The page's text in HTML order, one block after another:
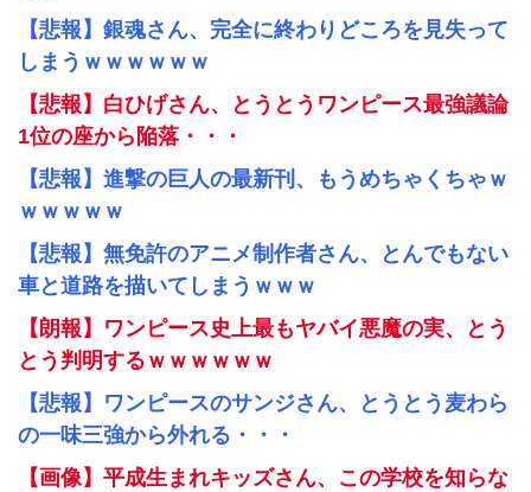
【悲報】銀魂さん、完全に終わりどころを見失って
しまうｗｗｗｗｗｗ
【悲報】白ひげさん、とうとうワンピース最強議論
1位の座から陥落・・・
【悲報】進撃の巨人の最新刊、もうめちゃくちゃｗ
ｗｗｗｗｗ
【悲報】無免許のアニメ制作者さん、とんでもない
車と道路を描いてしまうｗｗｗ
【朗報】ワンピース史上最もヤバイ悪魔の実、とう
とう判明するｗｗｗｗｗｗ
【悲報】ワンピースのサンジさん、とうとう麦わら
の一味三強から外れる・・・
【画像】平成生まれキッズさん、この学校を知らな